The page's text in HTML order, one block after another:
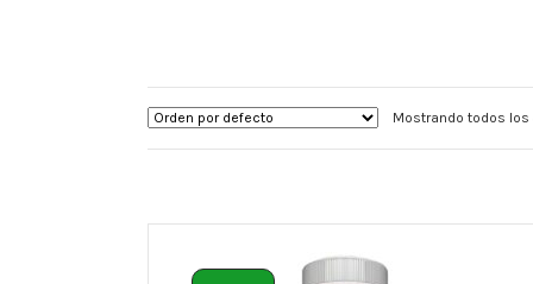
Mostrando todos